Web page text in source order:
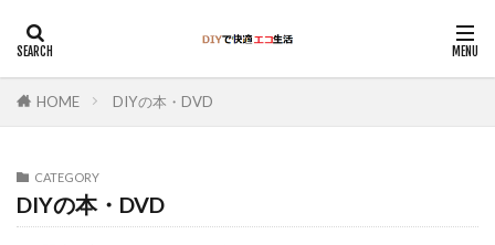
HOME DIYの本・DVD
CATEGORY
DIYの本・DVD